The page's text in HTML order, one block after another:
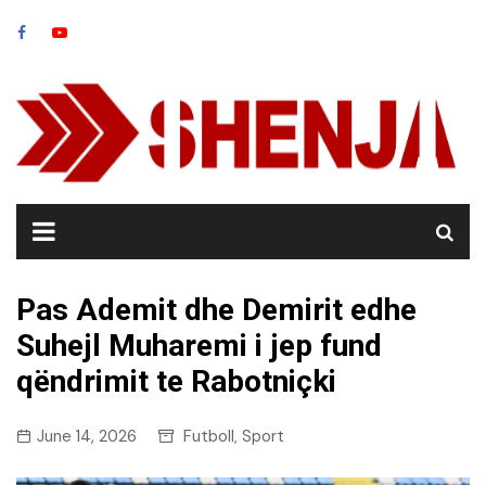
Pas Ademit dhe Demirit edhe
Suhejl Muharemi i jep fund
qëndrimit te Rabotniçki
June 14, 2026 Futboll, Sport